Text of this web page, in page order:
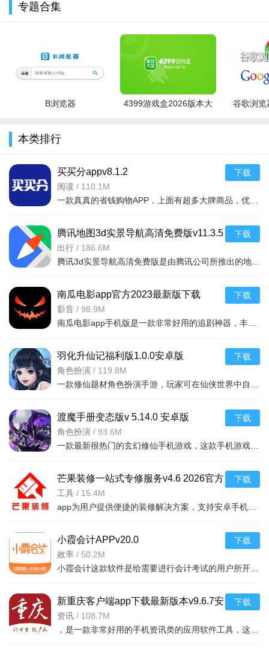
软件教程：
1. 使用手机号验证或邮箱快速注册登录，注册完成后简单设
置即可进入软件。
2. 点击订阅板块，可订阅想要推送的内容，实现个性化信息
获取。
3. 点击资讯信息，就能查看相关内容，便捷浏览各类资讯。
4. 软件会持续学习用户多维行为，动态构建并更新专属画
像，确保推送精准。
5. 注意信息来源的权威性与多样性，软件通过多种渠道聚合
专题合集
B浏览器
4399游戏盒2026版本大
谷歌浏览
本类排行
买买分appv8.1.2
阅读 / 110.1M
下载
腾讯地图3d实景导航高清免费版v11.3.5
安卓版
出行 / 186.6M
下载
南瓜电影app官方2023最新版下载
v9.3.4手机版
影音 / 98.9M
下载
羽化升仙记福利版1.0.0安卓版
角色扮演 / 119.8M
下载
渡魔手册变态版v 5.14.0 安卓版
角色扮演 / 93.6M
下载
芒果装修一站式专修服务v4.6 2026官方
中文版
工具 / 15.4M
下载
小霞会计APPv20.0
效率 / 50.2M
下载
新重庆客户端app下载最新版本v9.6.7安
卓版
资讯 / 108.7M
下载